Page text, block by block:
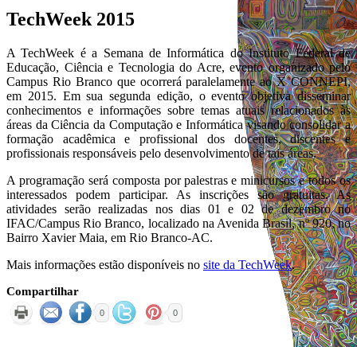
TechWeek 2015
A TechWeek é a Semana de Informática do Instituto Federal de
Educação, Ciência e Tecnologia do Acre, evento organizado pelo
Campus Rio Branco que ocorrerá paralelamente ao X CONNEPI,
em 2015. Em sua segunda edição, o evento objetiva disseminar
conhecimentos e informações sobre temas atuais relacionados às
áreas da Ciência da Computação e Informática visando consolidar a
formação acadêmica e profissional dos docentes, discentes e
profissionais responsáveis pelo desenvolvimento de tais áreas.
A programação será composta por palestras e minicursos e todos os
interessados podem participar. As inscrições são gratuitas. As
atividades serão realizadas nos dias 01 e 02 de dezembro no
IFAC/Campus Rio Branco, localizado na Avenida Brasil, nº 920, no
Bairro Xavier Maia, em Rio Branco-AC.
Mais informações estão disponíveis no site da TechWeek.
Compartilhar
0 0